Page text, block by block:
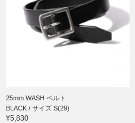
25mm WASH ベルト
BLACK / サイズ S(29)
¥5,830